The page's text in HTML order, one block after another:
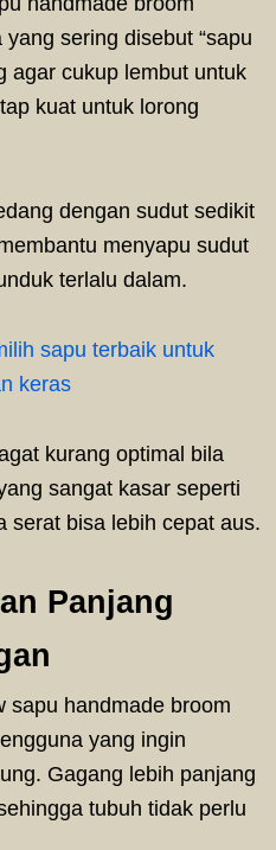
sering disebut “sapu
agar cukup lembut untuk
kuat untuk lorong
dengan sudut sedikit
menyapu sudut
terlalu dalam.
sapu terbaik untuk
keras
kurang optimal bila
sangat kasar seperti
serat bisa lebih cepat aus.
Panjang
sapu handmade broom
yang ingin
Gagang lebih panjang
tubuh tidak perlu